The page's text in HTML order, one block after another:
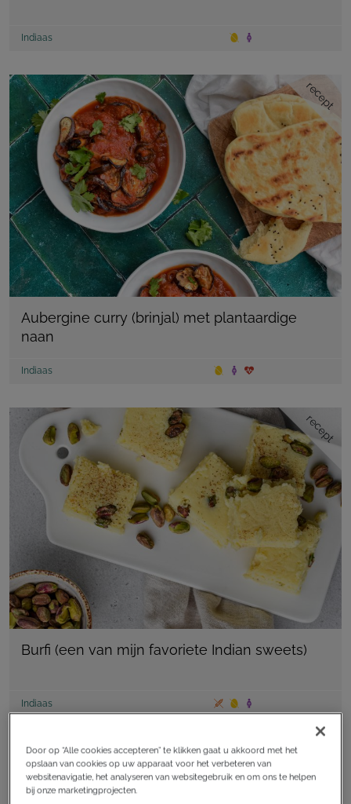
Indiaas
recept
Aubergine curry (brinjal) met plantaardige
naan
Indiaas
recept
Burfi (een van mijn favoriete Indian sweets)
Indiaas
Door op “Alle cookies accepteren” te klikken gaat u akkoord met het
opslaan van cookies op uw apparaat voor het verbeteren van
websitenavigatie, het analyseren van websitegebruik en om ons te helpen
bij onze marketingprojecten.